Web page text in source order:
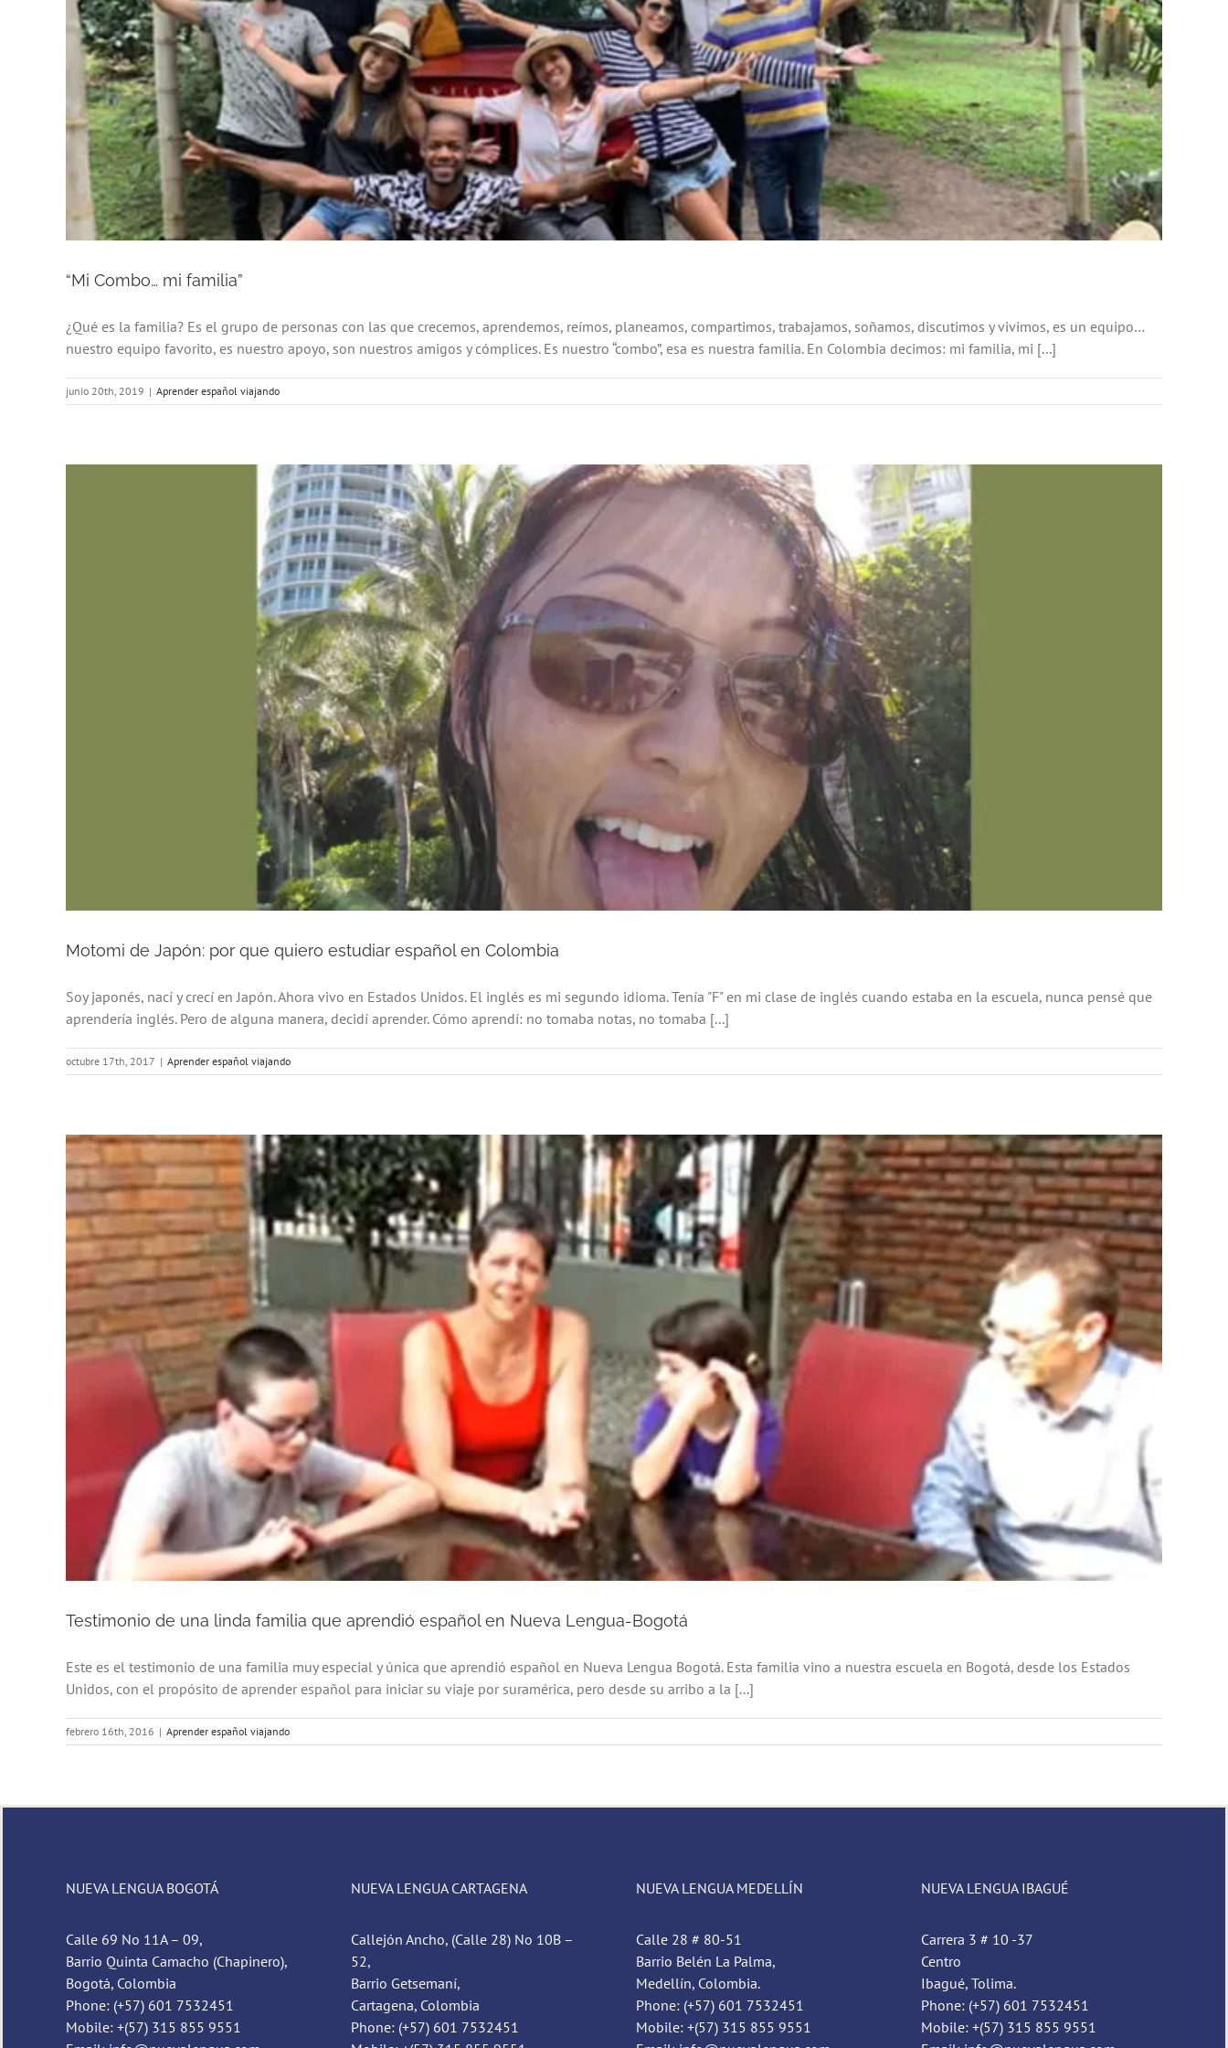
“Mi Combo… mi familia”
¿Qué es la familia? Es el grupo de personas con las que crecemos, aprendemos, reímos, planeamos, compartimos, trabajamos, soñamos, discutimos y vivimos, es un equipo…
nuestro equipo favorito, es nuestro apoyo, son nuestros amigos y cómplices. Es nuestro “combo”, esa es nuestra familia. En Colombia decimos: mi familia, mi [...]
junio 20th, 2019 | Aprender español viajando
Motomi de Japón: por que quiero estudiar español en Colombia
Soy japonés, nací y crecí en Japón. Ahora vivo en Estados Unidos. El inglés es mi segundo idioma. Tenía "F" en mi clase de inglés cuando estaba en la escuela, nunca pensé que
aprendería inglés. Pero de alguna manera, decidí aprender. Cómo aprendí: no tomaba notas, no tomaba [...]
octubre 17th, 2017 | Aprender español viajando
Testimonio de una linda familia que aprendió español en Nueva Lengua-Bogotá
Este es el testimonio de una familia muy especial y única que aprendió español en Nueva Lengua Bogotá. Esta familia vino a nuestra escuela en Bogotá, desde los Estados
Unidos, con el propósito de aprender español para iniciar su viaje por suramérica, pero desde su arribo a la [...]
febrero 16th, 2016 | Aprender español viajando
NUEVA LENGUA BOGOTÁ
Calle 69 No 11A – 09,
Barrio Quinta Camacho (Chapinero),
Bogotá, Colombia
Phone: (+57) 601 7532451
Mobile: +(57) 315 855 9551
NUEVA LENGUA CARTAGENA
Callejón Ancho, (Calle 28) No 10B –
52,
Barrio Getsemaní,
Cartagena, Colombia
Phone: (+57) 601 7532451
NUEVA LENGUA MEDELLÍN
Calle 28 # 80-51
Barrio Belén La Palma,
Medellín, Colombia.
Phone: (+57) 601 7532451
Mobile: +(57) 315 855 9551
NUEVA LENGUA IBAGUÉ
Carrera 3 # 10 -37
Centro
Ibagué, Tolima.
Phone: (+57) 601 7532451
Mobile: +(57) 315 855 9551